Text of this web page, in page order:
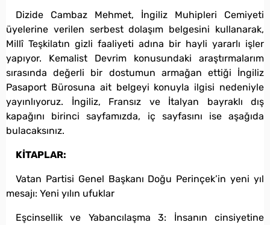
Dizide Cambaz Mehmet, İngiliz Muhipleri Cemiyeti
üyelerine verilen serbest dolaşım belgesini kullanarak,
Millî Teşkilatın gizli faaliyeti adına bir hayli yararlı işler
yapıyor. Kemalist Devrim konusundaki araştırmalarım
sırasında değerli bir dostumun armağan ettiği İngiliz
Pasaport Bürosuna ait belgeyi konuyla ilgisi nedeniyle
yayınlıyoruz. İngiliz, Fransız ve İtalyan bayraklı dış
kapağını birinci sayfamızda, iç sayfasını ise aşağıda
bulacaksınız.
KİTAPLAR:
Vatan Partisi Genel Başkanı Doğu Perinçek’in yeni yıl
mesajı: Yeni yılın ufuklar
Eşcinsellik ve Yabancılaşma 3: İnsanın cinsiyetine